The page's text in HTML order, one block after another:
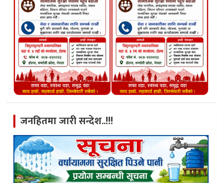
जनहितमा जारी सन्देश..!!!